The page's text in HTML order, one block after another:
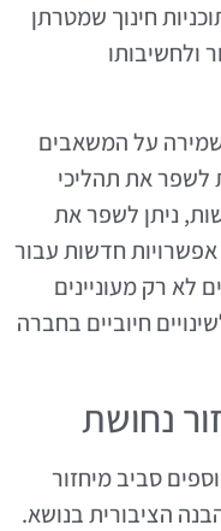
חינוך שמטרתן
ולחשיבותו
על המשאבים
לשפר את תהליכי
ניתן לשפר את
אפשרויות חדשות עבור
לא רק מעוניינים
חיוביים בחברה
נחושת
סביב מיחזור
הציבורית בנושא.